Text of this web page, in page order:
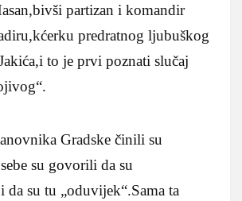
partizan i komandir
predratnog ljubuškog
to je prvi poznati slučaj
Gradske činili su
su govorili da su
da su tu „oduvijek“.Sama ta